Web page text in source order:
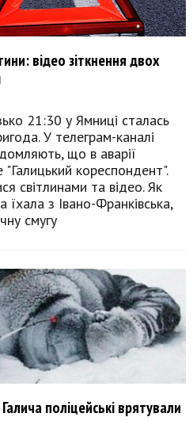
відео зіткнення двох
21:30 у Ямниці сталась
У телеграм-каналі
що в аварії
кореспондент".
світлинами та відео. Як
їхала з Івано-Франківська,
смугу
поліцейські врятували